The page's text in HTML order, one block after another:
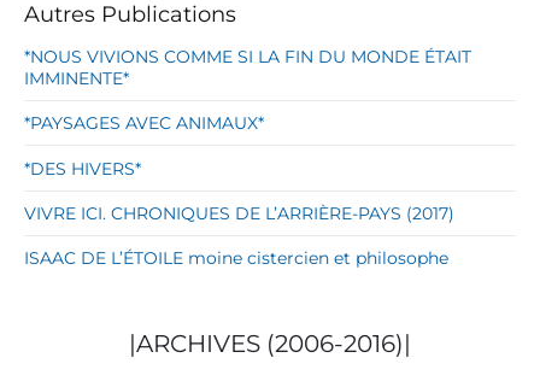
Autres Publications
*NOUS VIVIONS COMME SI LA FIN DU MONDE ÉTAIT
IMMINENTE*
*PAYSAGES AVEC ANIMAUX*
*DES HIVERS*
VIVRE ICI. CHRONIQUES DE L’ARRIÈRE-PAYS (2017)
ISAAC DE L’ÉTOILE moine cistercien et philosophe
|ARCHIVES (2006-2016)|